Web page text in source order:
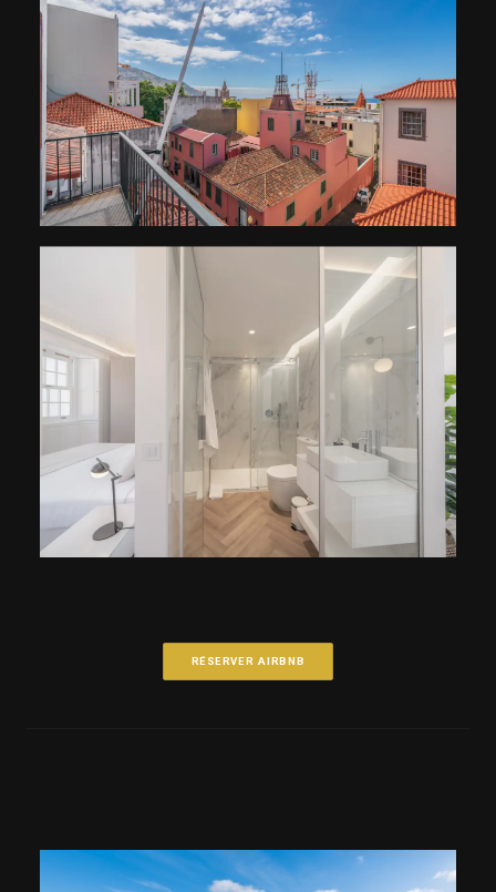
RÉSERVER AIRBNB